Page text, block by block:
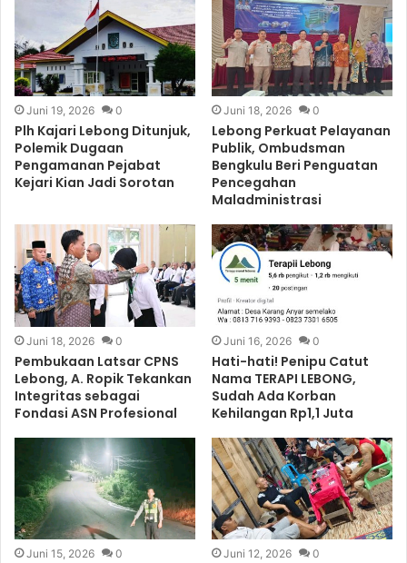
Juni 19, 2026 0
Plh Kajari Lebong Ditunjuk,
Polemik Dugaan
Pengamanan Pejabat
Kejari Kian Jadi Sorotan
Juni 18, 2026 0
Lebong Perkuat Pelayanan
Publik, Ombudsman
Bengkulu Beri Penguatan
Pencegahan
Maladministrasi
Juni 18, 2026 0
Pembukaan Latsar CPNS
Lebong, A. Ropik Tekankan
Integritas sebagai
Fondasi ASN Profesional
Juni 16, 2026 0
Hati-hati! Penipu Catut
Nama TERAPI LEBONG,
Sudah Ada Korban
Kehilangan Rp1,1 Juta
Juni 15, 2026 0 Juni 12, 2026 0